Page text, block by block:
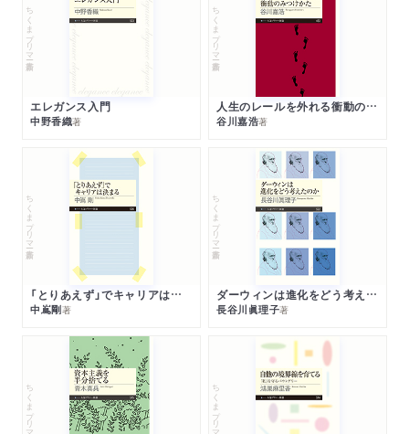
ちくまプリマー新書
エレガンス入門
中野香織著
ちくまプリマー新書
人生のレールを外れる衝動のみつけかた
谷川嘉浩著
ちくまプリマー新書
「とりあえず」でキャリアは決まる
中嶌剛著
ちくまプリマー新書
ダーウィンは進化をどう考えたのか
長谷川眞理子著
ちくまプリマー新書 ちくまプリマー新書